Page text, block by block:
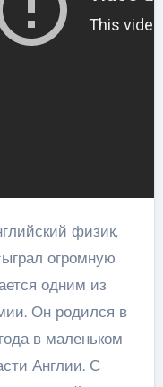
физик,
огромную
одним из
Он родился в
в маленьком
Англии. С